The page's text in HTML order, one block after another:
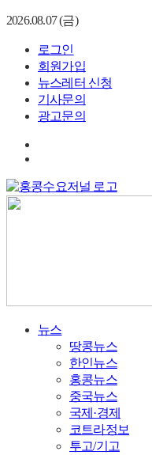
2026.08.07 (금)
로그인
회원가입
뉴스레터 신청
기사문의
광고문의
뉴스
땅콩뉴스
한인뉴스
홍콩뉴스
중국뉴스
국제·경제
코트라정보
투고/기고